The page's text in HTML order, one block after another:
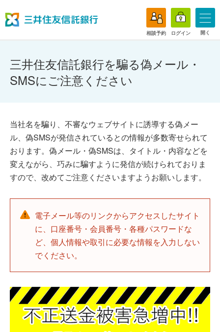
相談予約 ログイン 開く
三井住友信託銀行を騙る偽メール・
SMSにご注意ください
当社名を騙り、不審なウェブサイトに誘導する偽メー
ル、偽SMSが発信されているとの情報が多数寄せられて
おります。偽メール・偽SMSは、タイトル・内容などを
変えながら、巧みに騙すように発信が続けられておりま
すので、改めてご注意くださいますようお願いします。
電子メール等のリンクからアクセスしたサイト
に、口座番号・会員番号・各種パスワードな
ど、個人情報や取引に必要な情報を入力しない
でください。